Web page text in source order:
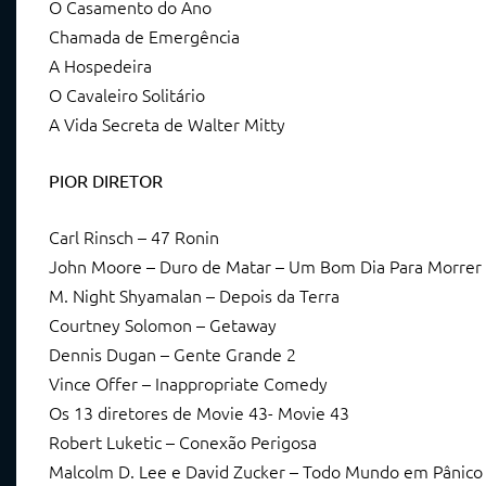
O Casamento do Ano
Chamada de Emergência
A Hospedeira
O Cavaleiro Solitário
A Vida Secreta de Walter Mitty
PIOR DIRETOR
Carl Rinsch – 47 Ronin
John Moore – Duro de Matar – Um Bom Dia Para Morrer
M. Night Shyamalan – Depois da Terra
Courtney Solomon – Getaway
Dennis Dugan – Gente Grande 2
Vince Offer – Inappropriate Comedy
Os 13 diretores de Movie 43- Movie 43
Robert Luketic – Conexão Perigosa
Malcolm D. Lee e David Zucker – Todo Mundo em